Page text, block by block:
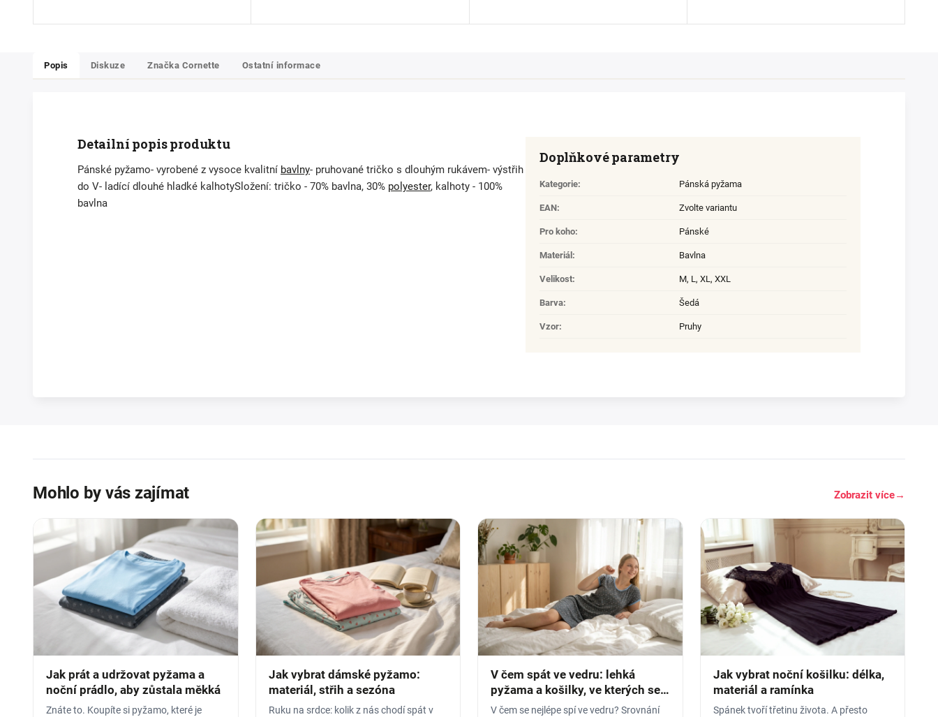
Popis Diskuze Značka Cornette Ostatní informace
Detailní popis produktu
Pánské pyžamo- vyrobené z vysoce kvalitní bavlny- pruhované tričko s dlouhým rukávem- výstřih
do V- ladící dlouhé hladké kalhotySložení: tričko - 70% bavlna, 30% polyester, kalhoty - 100%
bavlna
Doplňkové parametry
Kategorie: Pánská pyžama
EAN: Zvolte variantu
Pro koho: Pánské
Materiál : Bavlna
Velikost: M, L, XL, XXL
Barva: Šedá
Vzor: Pruhy
Mohlo by vás zajímat Zobrazit více→
Jak prát a udržovat pyžama a
noční prádlo, aby zůstala měkká
Znáte to. Koupíte si pyžamo, které je
Jak vybrat dámské pyžamo:
materiál, střih a sezóna
Ruku na srdce: kolik z nás chodí spát v
V čem spát ve vedru: lehká
pyžama a košilky, ve kterých se
nezapaříte
V čem se nejlépe spí ve vedru? Srovnání
Jak vybrat noční košilku: délka,
materiál a ramínka
Spánek tvoří třetinu života. A přesto